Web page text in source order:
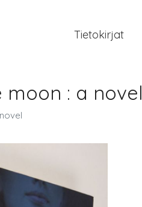
Tietokirjat
moon : a novel